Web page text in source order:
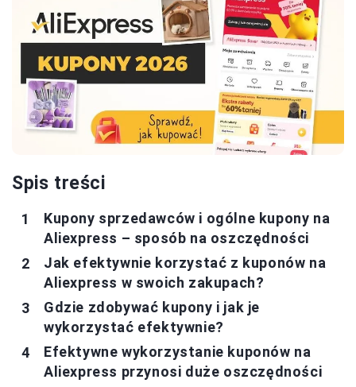
Spis treści
Kupony sprzedawców i ogólne kupony na
Aliexpress – sposób na oszczędności
Jak efektywnie korzystać z kuponów na
Aliexpress w swoich zakupach?
Gdzie zdobywać kupony i jak je
wykorzystać efektywnie?
Efektywne wykorzystanie kuponów na
Aliexpress przynosi duże oszczędności